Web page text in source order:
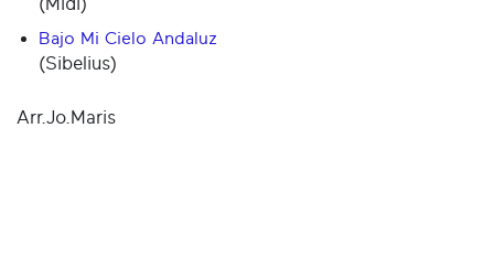
(Midi)
Bajo Mi Cielo Andaluz
(Sibelius)
Arr.Jo.Maris